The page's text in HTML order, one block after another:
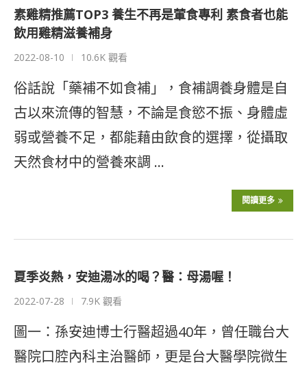
素雞精推薦TOP3 養生不再是葷食專利 素食者也能
飲用雞精滋養補身
2022-08-10 10.6K 觀看
俗話說「藥補不如食補」，食補調養身體是自
古以來流傳的智慧，不論是食慾不振、身體虛
弱或營養不足，都能藉由飲食的選擇，從攝取
天然食材中的營養來調 …
閱讀更多
夏季炎熱，安迪湯冰的喝？醫：母湯喔！
2022-07-28 7.9K 觀看
圖一：孫安迪博士行醫超過40年，曾任職台大
醫院口腔內科主治醫師，更是台大醫學院微生